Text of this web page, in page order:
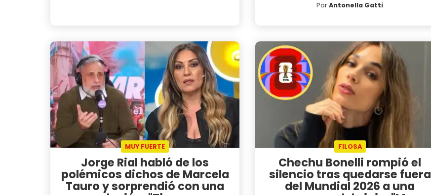
PorAntonella Gatti
MUY FUERTE
Jorge Rial habló de los
polémicos dichos de Marcela
Tauro y sorprendió con una
FILOSA
Chechu Bonelli rompió el
silencio tras quedarse fuera
del Mundial 2026 a una